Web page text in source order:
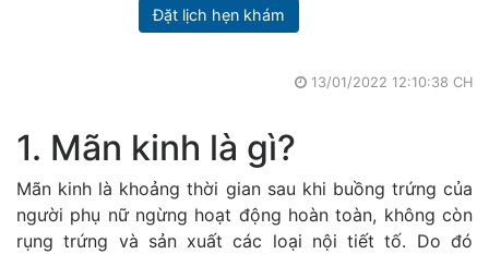
Đặt lịch hẹn khám
13/01/2022 12:10:38 CH
1. Mãn kinh là gì?
Mãn kinh là khoảng thời gian sau khi buồng trứng của
người phụ nữ ngừng hoạt động hoàn toàn, không còn
rụng trứng và sản xuất các loại nội tiết tố. Do đó